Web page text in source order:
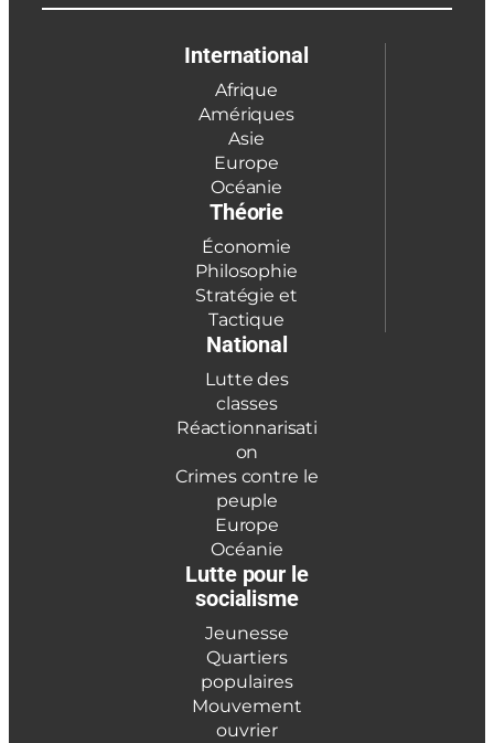
International
Afrique
Amériques
Asie
Europe
Océanie
Théorie
Économie
Philosophie
Stratégie et
Tactique
National
Lutte des
classes
Réactionnarisati
on
Crimes contre le
peuple
Europe
Océanie
Lutte pour le
socialisme
Jeunesse
Quartiers
populaires
Mouvement
ouvrier